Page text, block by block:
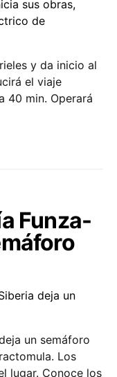
y da inicio al
el viaje
40 min. Operará
Funza-
un semáforo
Los
lugar. Conoce los